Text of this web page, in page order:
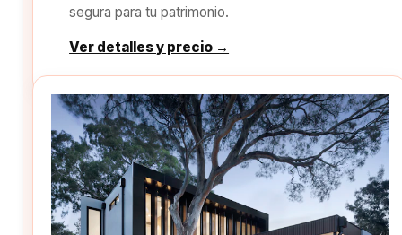
segura para tu patrimonio.
Ver detalles y precio →